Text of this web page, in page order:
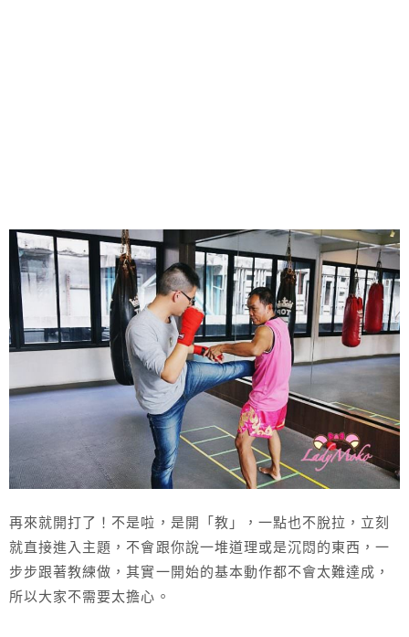
再來就開打了！不是啦，是開「教」，一點也不脫拉，立刻
就直接進入主題，不會跟你說一堆道理或是沉悶的東西，一
步步跟著教練做，其實一開始的基本動作都不會太難達成，
所以大家不需要太擔心。